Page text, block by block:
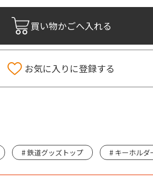
買い物かごへ入れる
お気に入りに登録する
鉄道グッズトップ キーホルダ